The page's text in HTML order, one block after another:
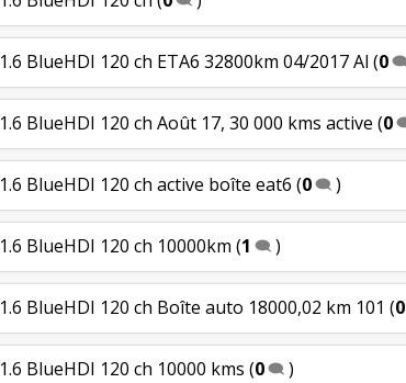
1.6 BlueHDI 120 ch ETA6 32800km 04/2017 Al (0
1.6 BlueHDI 120 ch Août 17, 30 000 kms active (0
1.6 BlueHDI 120 ch active boîte eat6 (0 )
1.6 BlueHDI 120 ch 10000km (1 )
1.6 BlueHDI 120 ch Boîte auto 18000,02 km 101 (0
1.6 BlueHDI 120 ch 10000 kms (0 )